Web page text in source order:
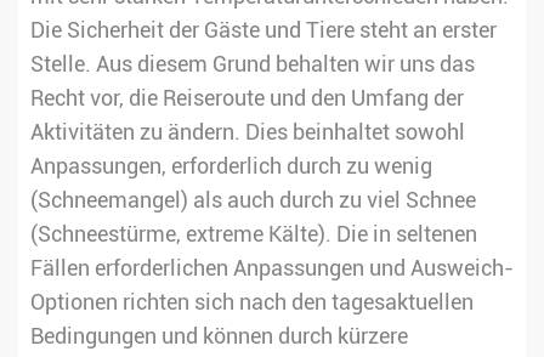
Die Sicherheit der Gäste und Tiere steht an erster
Stelle. Aus diesem Grund behalten wir uns das
Recht vor, die Reiseroute und den Umfang der
Aktivitäten zu ändern. Dies beinhaltet sowohl
Anpassungen, erforderlich durch zu wenig
(Schneemangel) als auch durch zu viel Schnee
(Schneestürme, extreme Kälte). Die in seltenen
Fällen erforderlichen Anpassungen und Ausweich-
Optionen richten sich nach den tagesaktuellen
Bedingungen und können durch kürzere